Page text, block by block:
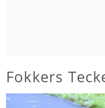
Fokkers